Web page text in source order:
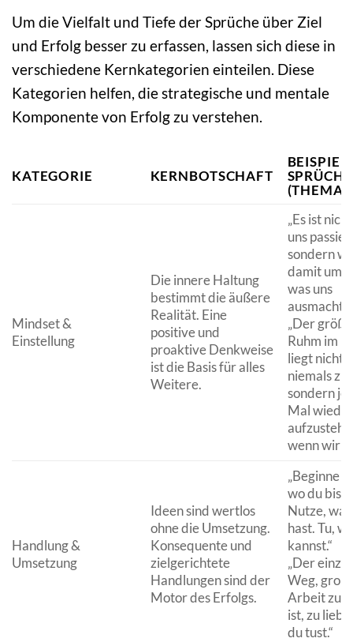
Um die Vielfalt und Tiefe der Sprüche über Ziel
und Erfolg besser zu erfassen, lassen sich diese in
verschiedene Kernkategorien einteilen. Diese
Kategorien helfen, die strategische und mentale
Komponente von Erfolg zu verstehen.
KATEGORIE KERNBOTSCHAFT
BEISPIEL-
SPRÜCHE
Mindset &
Einstellung
Die innere Haltung
bestimmt die äußere
Realität. Eine
positive und
proaktive Denkweise
ist die Basis für alles
Weitere.
„Es ist
uns
sondern
damit
was uns
ausmacht.“
„Der
Ruhm im
liegt nicht
niemals zu
sondern
Mal wieder
wenn wir
Handlung &
Umsetzung
Ideen sind wertlos
ohne die Umsetzung.
Konsequente und
zielgerichtete
Handlungen sind der
Motor des Erfolgs.
„Beginne
wo du bist.
Nutze,
hast. Tu,
kannst.“
„Der
Weg,
Arbeit zu
ist, zu
du tust.“